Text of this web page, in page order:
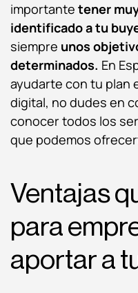
importante tener
identificado a tu
siempre unos
determinados. En
ayudarte con tu plan
digital, no dudes en
conocer todos los
que podemos
Ventajas
para
aportar a